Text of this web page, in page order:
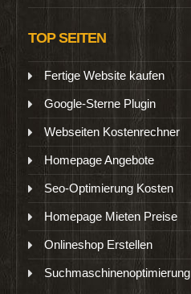
TOP SEITEN
Fertige Website kaufen
Google-Sterne Plugin
Webseiten Kostenrechner
Homepage Angebote
Seo-Optimierung Kosten
Homepage Mieten Preise
Onlineshop Erstellen
Suchmaschinenoptimierung